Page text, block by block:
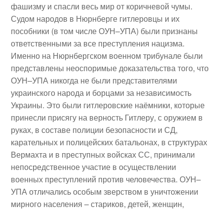
фашизму и спасли весь мир от коричневой чумы.
Судом народов в Нюрнберге гитлеровцы и их
пособники (в том числе ОУН–УПА) были признаны
ответственными за все преступления нацизма.
Именно на Нюрнбергском военном трибунале были
представлены неоспоримые доказательства того, что
ОУН–УПА никогда не были представителями
украинского народа и борцами за независимость
Украины. Это были гитлеровские наёмники, которые
принесли присягу на верность Гитлеру, с оружием в
руках, в составе полиции безопасности и СД,
карательных и полицейских батальонах, в структурах
Вермахта и в преступных войсках СС, принимали
непосредственное участие в осуществлении
военных преступлений против человечества. ОУН–
УПА отличались особым зверством в уничтожении
мирного населения – стариков, детей, женщин,